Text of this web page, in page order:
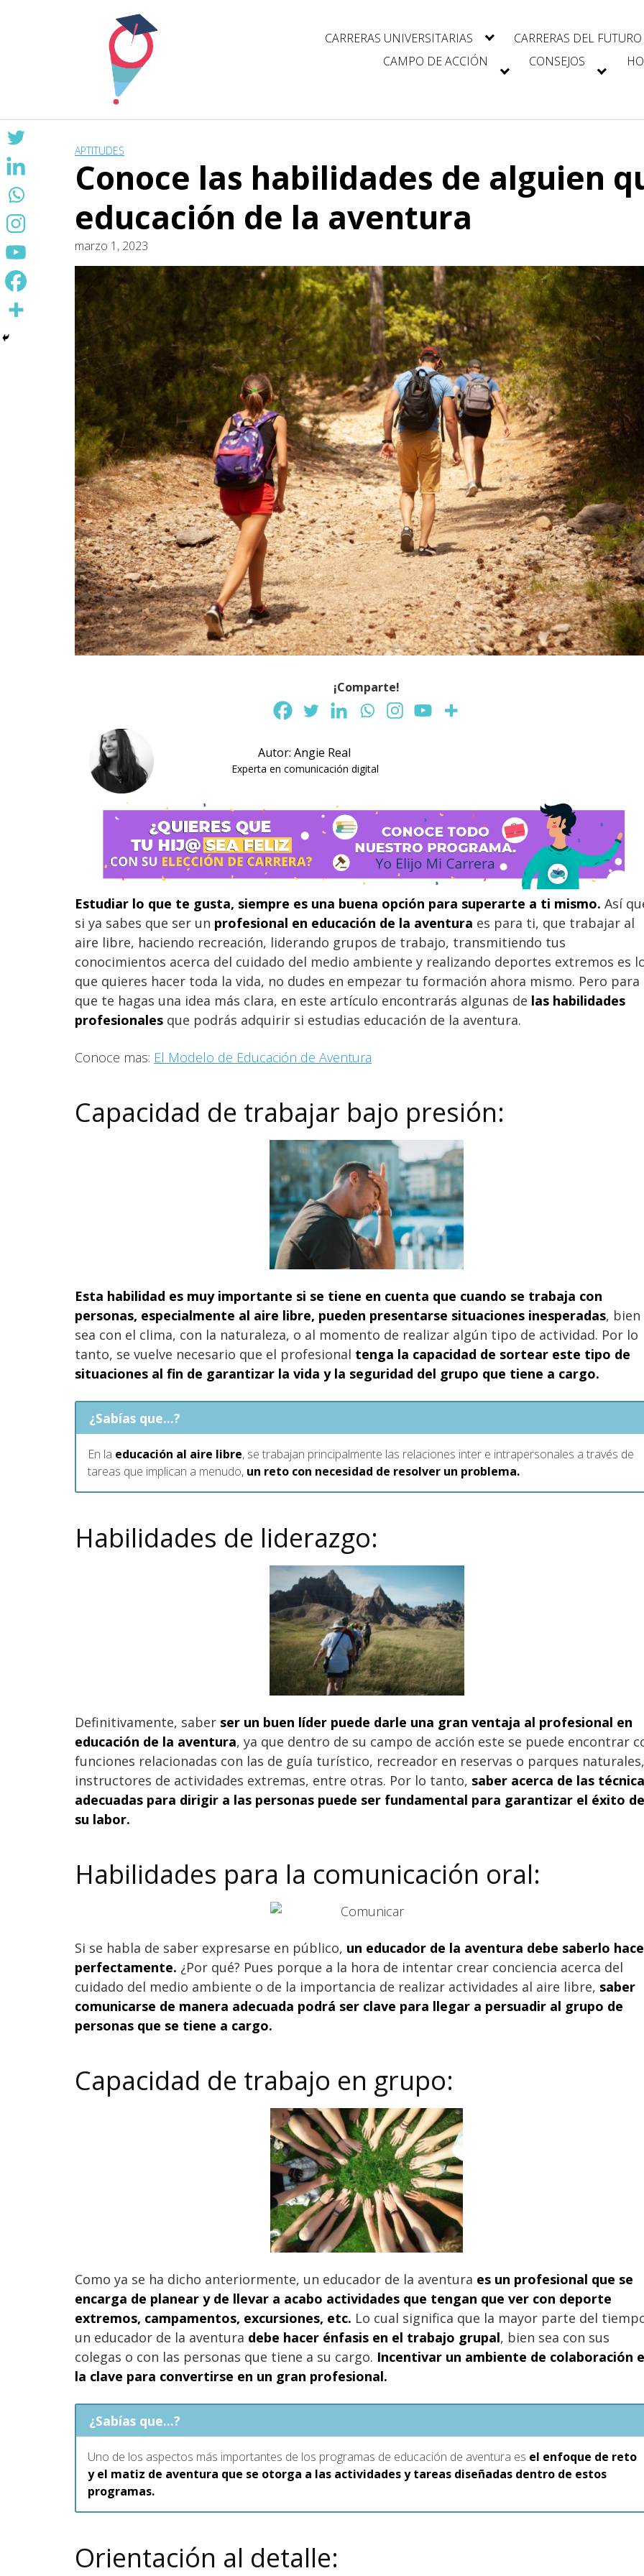
CARRERAS UNIVERSITARIAS
CARRERAS DEL FUTURO
CAMPO DE ACCIÓN
CONSEJOS
APTITUDES
Conoce las habilidades de alguien
educación de la aventura
marzo 1, 2023
¡Comparte!
Autor: Angie Real
Experta en comunicación digital
Estudiar lo que te gusta, siempre es una buena opción para superarte a ti mismo. Así
si ya sabes que ser un profesional en educación de la aventura es para ti, que trabajar al
aire libre, haciendo recreación, liderando grupos de trabajo, transmitiendo tus
conocimientos acerca del cuidado del medio ambiente y realizando deportes extremos es
que quieres hacer toda la vida, no dudes en empezar tu formación ahora mismo. Pero para
que te hagas una idea más clara, en este artículo encontrarás algunas de las habilidades
profesionales que podrás adquirir si estudias educación de la aventura.
Conoce mas: El Modelo de Educación de Aventura
Capacidad de trabajar bajo presión:
Esta habilidad es muy importante si se tiene en cuenta que cuando se trabaja con
personas, especialmente al aire libre, pueden presentarse situaciones inesperadas, bien
sea con el clima, con la naturaleza, o al momento de realizar algún tipo de actividad. Por lo
tanto, se vuelve necesario que el profesional tenga la capacidad de sortear este tipo de
situaciones al fin de garantizar la vida y la seguridad del grupo que tiene a cargo.
¿Sabías que...?
En la educación al aire libre, se trabajan principalmente las relaciones inter e intrapersonales a través de
tareas que implican a menudo, un reto con necesidad de resolver un problema.
Habilidades de liderazgo:
Definitivamente, saber ser un buen líder puede darle una gran ventaja al profesional en
educación de la aventura, ya que dentro de su campo de acción este se puede encontrar
funciones relacionadas con las de guía turístico, recreador en reservas o parques naturales,
instructores de actividades extremas, entre otras. Por lo tanto, saber acerca de las
adecuadas para dirigir a las personas puede ser fundamental para garantizar el éxito de
su labor.
Habilidades para la comunicación oral:
Si se habla de saber expresarse en público, un educador de la aventura debe saberlo
perfectamente. ¿Por qué? Pues porque a la hora de intentar crear conciencia acerca del
cuidado del medio ambiente o de la importancia de realizar actividades al aire libre, saber
comunicarse de manera adecuada podrá ser clave para llegar a persuadir al grupo de
personas que se tiene a cargo.
Capacidad de trabajo en grupo:
Como ya se ha dicho anteriormente, un educador de la aventura es un profesional que se
encarga de planear y de llevar a acabo actividades que tengan que ver con deporte
extremos, campamentos, excursiones, etc. Lo cual significa que la mayor parte del
un educador de la aventura debe hacer énfasis en el trabajo grupal, bien sea con sus
colegas o con las personas que tiene a su cargo. Incentivar un ambiente de colaboración
la clave para convertirse en un gran profesional.
¿Sabías que...?
Uno de los aspectos más importantes de los programas de educación de aventura es el enfoque de reto
y el matiz de aventura que se otorga a las actividades y tareas diseñadas dentro de estos
programas.
Orientación al detalle: